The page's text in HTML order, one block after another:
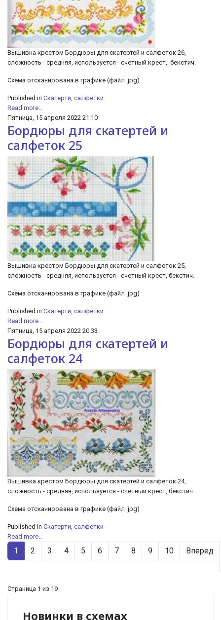
Вышивка крестом Бордюры для скатертей и салфеток 26,
сложность - средняя, используется - счетный крест, бекстич.
Cхема отсканирована в графике (файл .jpg)
Published in Скатерти, салфетки
Read more...
Пятница, 15 апреля 2022 21:10
Бордюры для скатертей и
салфеток 25
Вышивка крестом Бордюры для скатертей и салфеток 25,
сложность - средняя, используется - счетный крест, бекстич.
Cхема отсканирована в графике (файл .jpg)
Published in Скатерти, салфетки
Read more...
Пятница, 15 апреля 2022 20:33
Бордюры для скатертей и
салфеток 24
Вышивка крестом Бордюры для скатертей и салфеток 24,
сложность - средняя, используется - счетный крест, бекстич.
Cхема отсканирована в графике (файл .jpg)
Published in Скатерти, салфетки
Read more...
1 2 3 4 5 6 7 8 9 10 Вперед
Страница 1 из 19
Новинки в схемах